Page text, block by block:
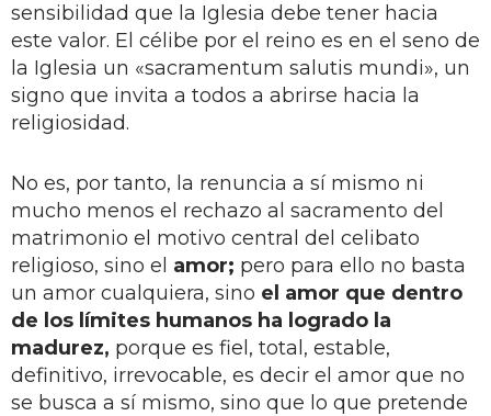
sensibilidad que la Iglesia debe tener hacia
este valor. El célibe por el reino es en el seno de
la Iglesia un «sacramentum salutis mundi», un
signo que invita a todos a abrirse hacia la
religiosidad.
No es, por tanto, la renuncia a sí mismo ni
mucho menos el rechazo al sacramento del
matrimonio el motivo central del celibato
religioso, sino el amor; pero para ello no basta
un amor cualquiera, sino el amor que dentro
de los límites humanos ha logrado la
madurez, porque es fiel, total, estable,
definitivo, irrevocable, es decir el amor que no
se busca a sí mismo, sino que lo que pretende